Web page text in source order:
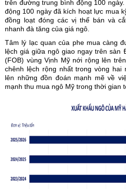
trên đường trung bình động 100
động 100 ngày đã kích hoạt lực mua
đồng loạt đóng các vị thế bán và
nhanh đà tăng của giá ngô.
Tâm lý lạc quan của phe mua càng
lệch giá giữa ngô giao ngay trên sàn
(FOB) vùng Vịnh Mỹ nới rộng lên
chênh lệch rộng nhất trong vòng hai
lên những đồn đoán mạnh mẽ về
mạnh thu mua ngô Mỹ trong thời gian